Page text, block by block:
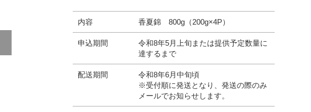
内容 香夏錦 800g（200g×4P）
申込期間
令和8年5月上旬または提供予定数量に
達するまで
配送期間
令和8年6月中旬頃
※受付順に発送となり、発送の際のみ
メールでお知らせします。